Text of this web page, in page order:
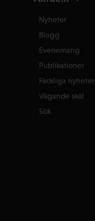
Nyheter
Blogg
Evenemang
Publikationer
Fackliga nyheter
Vägande skäl
Sök